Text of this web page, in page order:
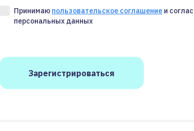
Принимаю пользовательское соглашение и
персональных данных